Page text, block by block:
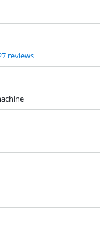
reviews